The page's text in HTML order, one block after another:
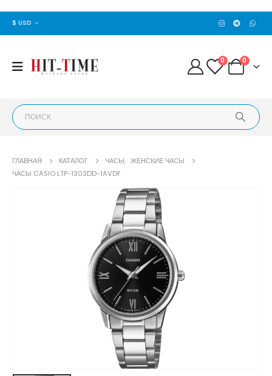
$ USD
0 0
ГЛАВНАЯ КАТАЛОГ ЧАСЫ, ЖЕНСКИЕ ЧАСЫ
ЧАСЫ CASIO LTP-1303DD-1AVDF